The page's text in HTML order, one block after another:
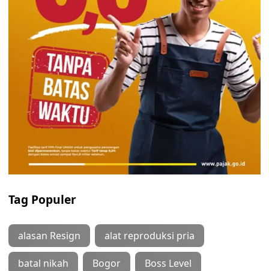
Tag Populer
alasan Resign alat reproduksi pria
batal nikah Bogor Boss Level